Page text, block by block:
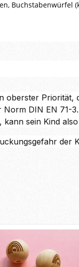
Buchstabenwürfel
oberster Priorität,
DIN EN 71-
, kann sein Kind
der